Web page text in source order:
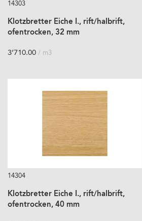
14303
Klotzbretter Eiche I., rift/halbrift,
ofentrocken, 32 mm
3’710.00 / m3
14304
Klotzbretter Eiche I., rift/halbrift,
ofentrocken, 40 mm